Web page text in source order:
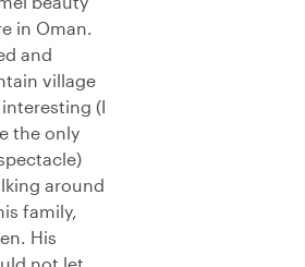
in Oman.
and
village
(I
the only
around
family,
His